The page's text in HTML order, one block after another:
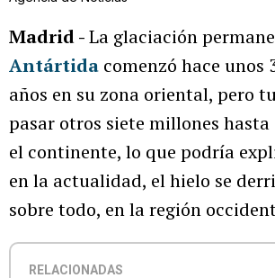
Madrid -La glaciación
Antártida comenzó hace unos
años en su zona oriental, pero
pasar otros siete millones
el continente, lo que podría
en la actualidad, el hielo se
sobre todo, en la región
RELACIONADAS